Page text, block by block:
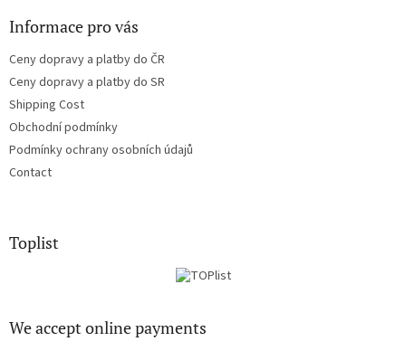
Informace pro vás
Ceny dopravy a platby do ČR
Ceny dopravy a platby do SR
Shipping Cost
Obchodní podmínky
Podmínky ochrany osobních údajů
Contact
Toplist
We accept online payments